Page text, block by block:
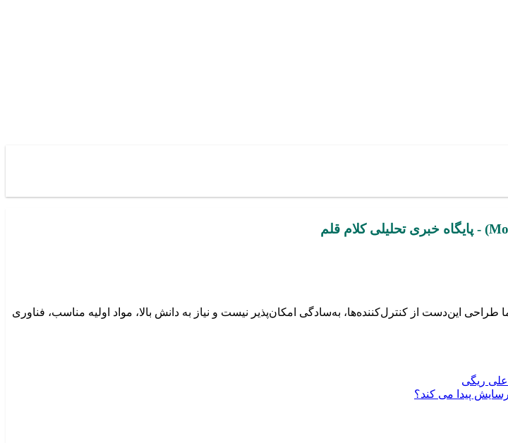
این‌دست از کنترل‌کننده‌ها، به‌سادگی امکان‌پذیر نیست و نیاز به دانش بالا، مواد اولیه مناسب، فناوری
علی ریگی
پیدا می کند؟